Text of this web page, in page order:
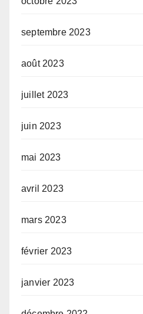
septembre 2023
août 2023
juillet 2023
juin 2023
mai 2023
avril 2023
mars 2023
février 2023
janvier 2023